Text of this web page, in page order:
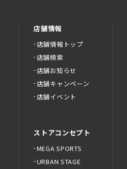
店舗情報
店舗情報トップ
店舗検索
店舗お知らせ
店舗キャンペーン
店舗イベント
ストアコンセプト
MEGA SPORTS
URBAN STAGE